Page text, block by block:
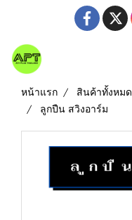
หน้าแรก สินค้าทั้งหมด
ลูกปืน สวิงอาร์ม